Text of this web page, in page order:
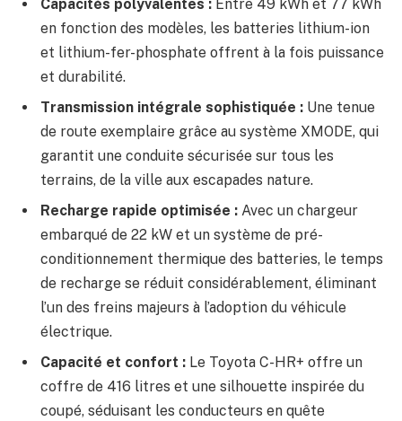
Capacités polyvalentes : Entre 49 kWh et 77 kWh
en fonction des modèles, les batteries lithium-ion
et lithium-fer-phosphate offrent à la fois puissance
et durabilité.
Transmission intégrale sophistiquée : Une tenue
de route exemplaire grâce au système XMODE, qui
garantit une conduite sécurisée sur tous les
terrains, de la ville aux escapades nature.
Recharge rapide optimisée : Avec un chargeur
embarqué de 22 kW et un système de pré-
conditionnement thermique des batteries, le temps
de recharge se réduit considérablement, éliminant
l’un des freins majeurs à l’adoption du véhicule
électrique.
Capacité et confort : Le Toyota C-HR+ offre un
coffre de 416 litres et une silhouette inspirée du
coupé, séduisant les conducteurs en quête